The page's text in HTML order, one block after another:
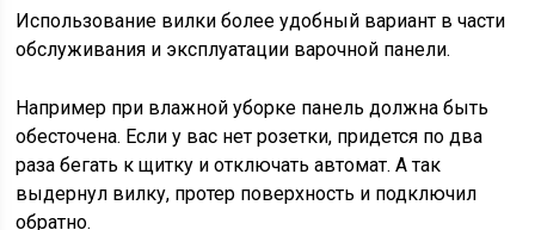
Использование вилки более удобный вариант в части
обслуживания и эксплуатации варочной панели.
Например при влажной уборке панель должна быть
обесточена. Если у вас нет розетки, придется по два
раза бегать к щитку и отключать автомат. А так
выдернул вилку, протер поверхность и подключил
обратно.